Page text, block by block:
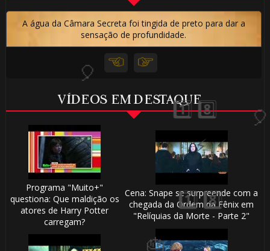
A água da Câmara Secreta foi tingida de preto para dar a
sensação de profundidade.
VÍDEOS EM DESTAQUE
Programa "Muito+"
questiona: Que maldição os
atores de Harry Potter
carregam?
Cena: Snape se surpreende com a
chegada da Ordem da Fênix em
"Relíquias da Morte - Parte 2"
🎂